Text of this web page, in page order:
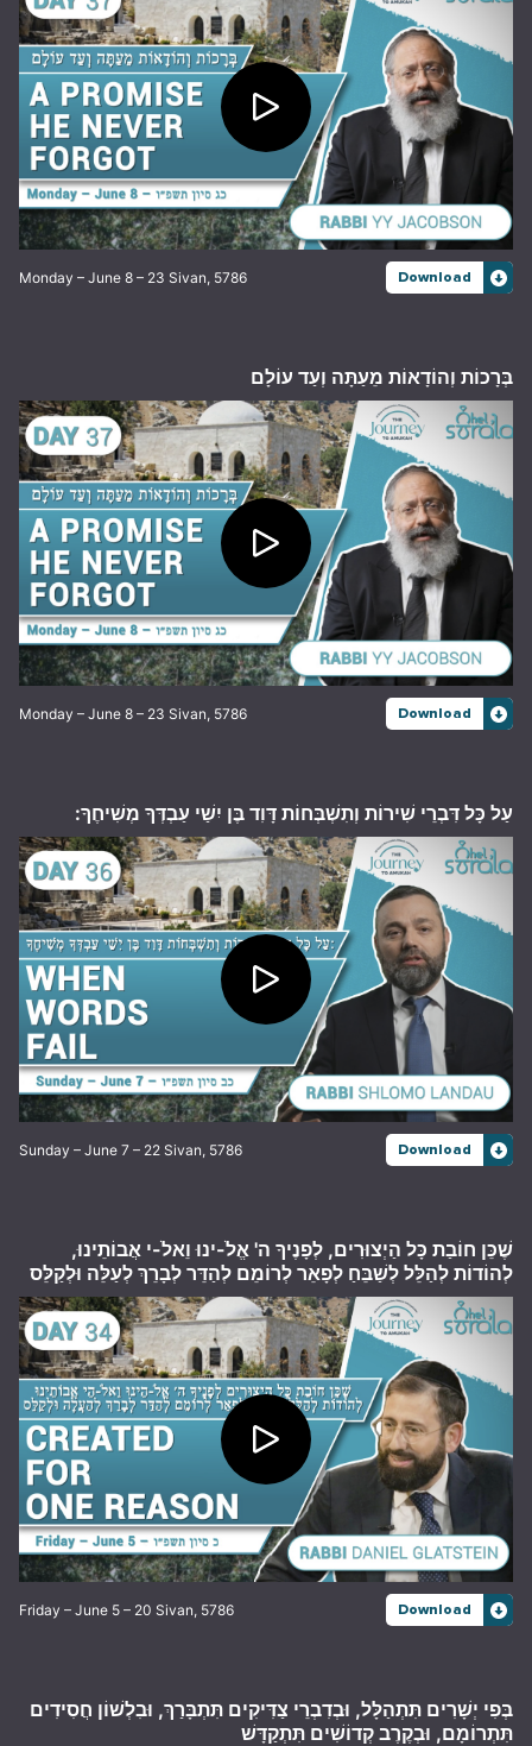
Monday – June 8 – 23 Sivan, 5786 Download
בְּרָכוֹת וְהוֹדָאוֹת מֵעַתָּה וְעַד עוֹלָם
Monday – June 8 – 23 Sivan, 5786 Download
עַל כָּל דִּבְרֵי שִׁירוֹת וְתִשְׁבְּחוֹת דָּוִד בֶּן יִשַׁי עַבְדְּךָ מְשִׁיחֶךָ:
Sunday – June 7 – 22 Sivan, 5786 Download
שֶׁכֵּן חוֹבַת כָּל הַיְצוּרִים, לְפָנֶיךָ ה' אֱלֹ-ינוּ וֵאלֹ-י אֲבוֹתֵינוּ,
לְהוֹדוֹת לְהַלֵּל לְשַׁבֵּחַ לְפָאֵר לְרוֹמֵם לְהַדֵּר לְבָרֵךְ לְעַלֵּה וּלְקַלֵּס
Friday – June 5 – 20 Sivan, 5786 Download
בְּפִי יְשָׁרִים תִּתְהַלָּל, וּבְדִבְרֵי צַדִּיקִים תִּתְבָּרַךְ, וּבִלְשׁוֹן חֲסִידִים
תִּתְרוֹמָם, וּבְקֶרֶב קְדוֹשִׁים תִּתְקַדָּשׁ